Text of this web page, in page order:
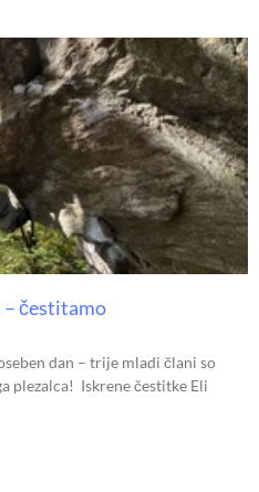
čestitamo
dan – trije mladi člani so
plezalca! Iskrene čestitke Eli